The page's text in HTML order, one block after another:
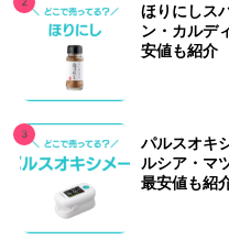
ほりにしス
ン・カルデ
安値も紹介
パルスオキ
ルシア・マ
最安値も紹